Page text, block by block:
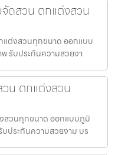
ดสวน ตกแต่งสวน
ต่งสวนทุกขนาด ออกแบบ
รับประกันความสวยงา
น ตกแต่งสวน
สวนทุกขนาด ออกแบบภูมิ
ประกันความสวยงาม บร